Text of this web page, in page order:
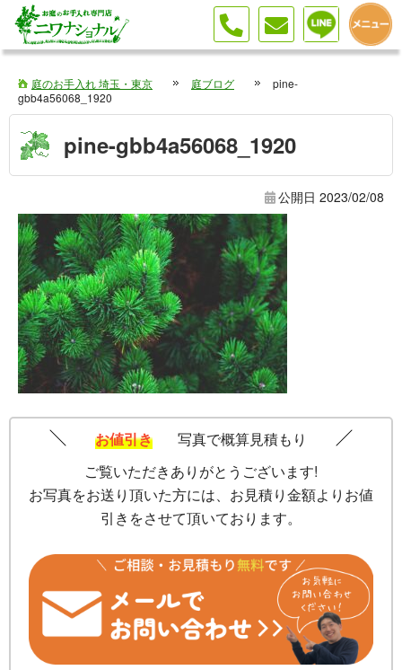
庭のお手入れ 埼玉・東京 庭ブログ
pine-
gbb4a56068_1920
pine-gbb4a56068_1920
公開日 2023/02/08
お値引き
写真で概算見積もり
ご覧いただきありがとうございます!
お写真をお送り頂いた方には、お見積り金額よりお値
引きをさせて頂いております。